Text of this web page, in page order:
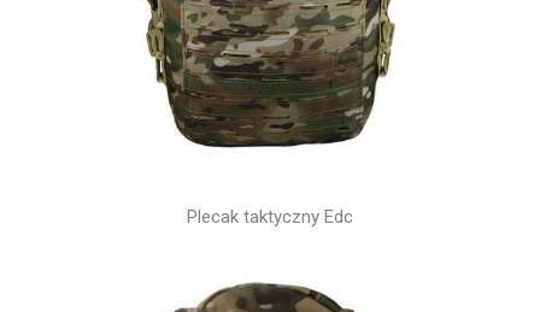
Plecak taktyczny Edc